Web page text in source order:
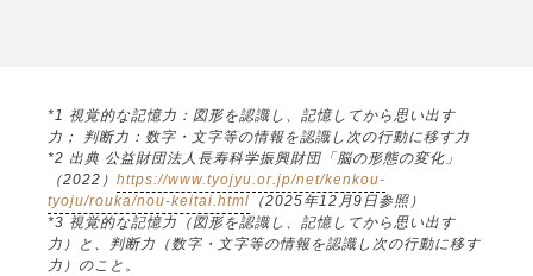
*1 視覚的な記憶力：図形を認識し、記憶してから思い出す
力； 判断力：数字・文字等の情報を認識し次の行動に移す力
*2 出典 公益財団法人長寿科学振興財団「脳の形態の変化」
（2022） https://www.tyojyu.or.jp/net/kenkou-
tyoju/rouka/nou-keitai.html （2025年12月9日参照）
*3 視覚的な記憶力（図形を認識し、記憶してから思い出す
力）と、判断力（数字・文字等の情報を認識し次の行動に移す
力）のこと。